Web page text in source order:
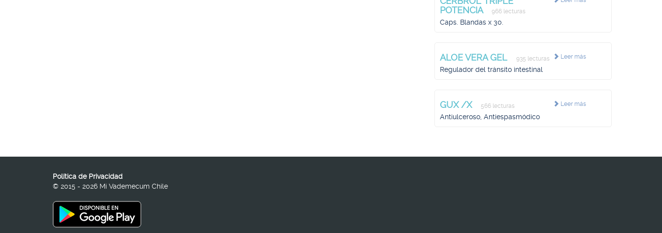
POTENCIA
966 lecturas
Caps. Blandas x 30.
Leer más
ALOE VERA GEL 935 lecturas
Regulador del tránsito intestinal
Leer más
GUX /X 566 lecturas
Antiulceroso, Antiespasmódico
Política de Privacidad
© 2015 - 2026 Mi Vademecum Chile